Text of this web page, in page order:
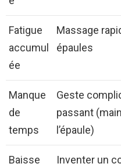
Fatigue
accumul
ée
Massage
épaules
Manque
de
temps
Geste
passant
l’épaule)
Baisse
Inventer un